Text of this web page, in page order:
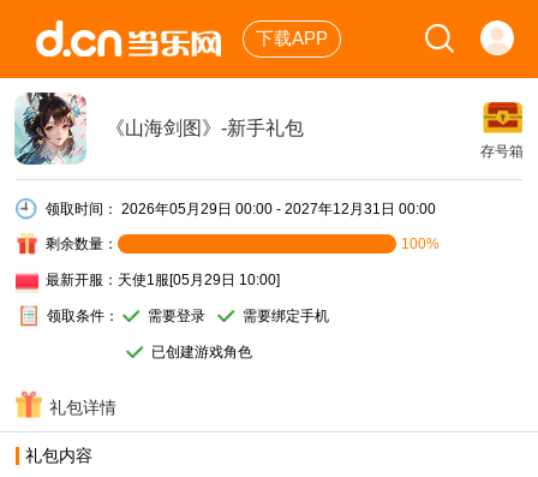
下载APP
《山海剑图》-新手礼包
存号箱
领取时间：2026年05月29日 00:00 - 2027年12月31日 00:00
剩余数量： 100%
最新开服： 天使1服[05月29日 10:00]
领取条件： 需要登录 需要绑定手机
已创建游戏角色
礼包详情
礼包内容